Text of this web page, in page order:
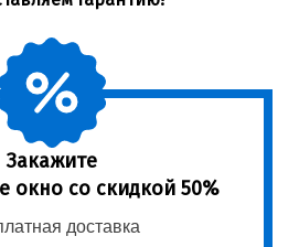
Закажите
окно со скидкой 50%
доставка